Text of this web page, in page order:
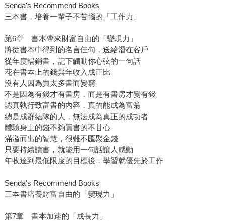
Senda's Recommend Books
三本書，培養一輩子不苦惱的「工作力」
第6章 書本帶來財富自由的「變現力」
將從書本中得到的名言佳句，送給潛在客戶
從年度暢銷書，記下觸動你心弦的一句話
花在書本上的錢與年收入成正比
沒有人因為買太多書而變窮
不是因為有錢才有書房，而是有書房才變有錢
認真執行致富書的內容，真的能成為富翁
總是成群結隊的人，無法成為真正的成功者
體驗身上的錢不夠買書的不甘心
滿溢而出的智慧，很難不匯聚金錢
只要持續讀書，就能用一句話讓人感動
年收達到最低限度的目標後，學習就優先於工作
Senda's Recommend Books
三本書培養財富自由的「變現力」
第7章 書本加速的「成長力」